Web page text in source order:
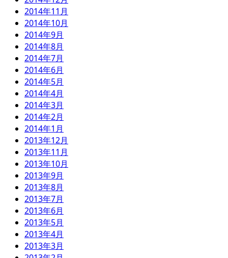
2014年11月
2014年10月
2014年9月
2014年8月
2014年7月
2014年6月
2014年5月
2014年4月
2014年3月
2014年2月
2014年1月
2013年12月
2013年11月
2013年10月
2013年9月
2013年8月
2013年7月
2013年6月
2013年5月
2013年4月
2013年3月